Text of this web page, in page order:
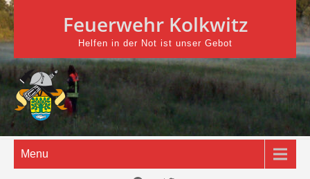
Skip
to
content
Feuerwehr Kolkwitz
Helfen in der Not ist unser Gebot
Menu